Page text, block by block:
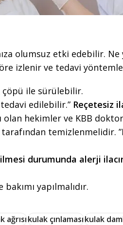
olumsuz etki edebilir. Ne
izlenir ve tedavi
ile sürülebilir.
edilebilir.” Reçetesiz
olan hekimler ve KBB
tarafından temizlenmelidir. ”
durumunda alerji
yapılmalıdır.
ağrısıkulak çınlamasıkulak